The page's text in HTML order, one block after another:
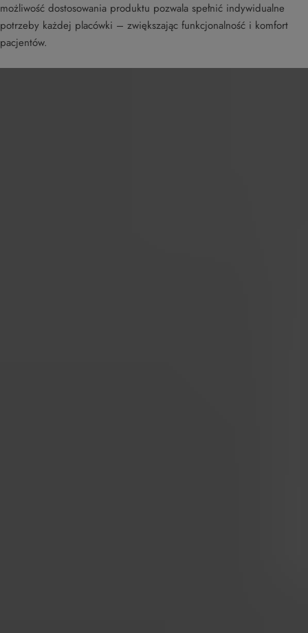
możliwość dostosowania produktu pozwala spełnić indywidualne
potrzeby każdej placówki – zwiększając funkcjonalność i komfort
pacjentów.